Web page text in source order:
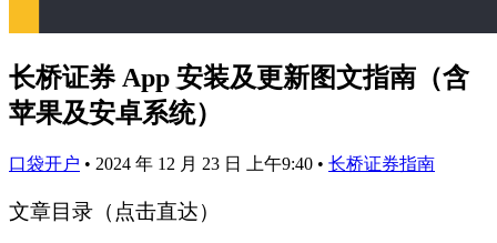
长桥证券 App 安装及更新图文指南（含
苹果及安卓系统）
口袋开户 • 2024 年 12 月 23 日 上午9:40 • 长桥证券指南
文章目录（点击直达）